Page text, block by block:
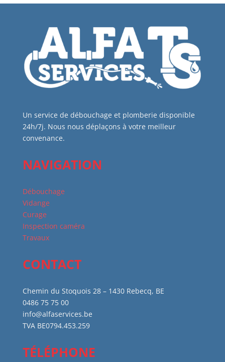
Un service de débouchage et plomberie disponible
24h/7j. Nous nous déplaçons à votre meilleur
convenance.
NAVIGATION
Débouchage
Vidange
Curage
Inspection caméra
Travaux
CONTACT
Chemin du Stoquois 28 – 1430 Rebecq, BE
0486 75 75 00
info@alfaservices.be
TVA BE0794.453.259
TÉLÉPHONE